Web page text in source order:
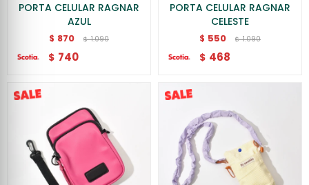
PORTA CELULAR RAGNAR
AZUL
$ 870 $ 1.090
$ 740
PORTA CELULAR RAGNAR
CELESTE
$ 550 $ 1.090
$ 468